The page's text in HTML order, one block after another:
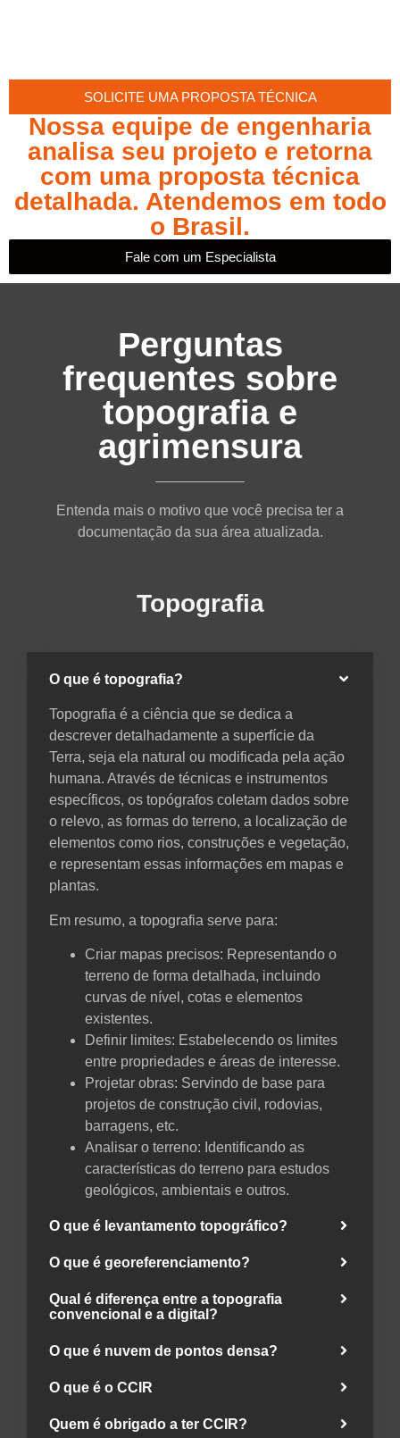
SOLICITE UMA PROPOSTA TÉCNICA
Nossa equipe de engenharia
analisa seu projeto e retorna
com uma proposta técnica
detalhada. Atendemos em todo
o Brasil.
Fale com um Especialista
Perguntas
frequentes sobre
topografia e
agrimensura
Entenda mais o motivo que você precisa ter a
documentação da sua área atualizada.
Topografia
O que é topografia?
Topografia é a ciência que se dedica a
descrever detalhadamente a superfície da
Terra, seja ela natural ou modificada pela ação
humana. Através de técnicas e instrumentos
específicos, os topógrafos coletam dados sobre
o relevo, as formas do terreno, a localização de
elementos como rios, construções e vegetação,
e representam essas informações em mapas e
plantas.
Em resumo, a topografia serve para:
Criar mapas precisos: Representando o
terreno de forma detalhada, incluindo
curvas de nível, cotas e elementos
existentes.
Definir limites: Estabelecendo os limites
entre propriedades e áreas de interesse.
Projetar obras: Servindo de base para
projetos de construção civil, rodovias,
barragens, etc.
Analisar o terreno: Identificando as
características do terreno para estudos
geológicos, ambientais e outros.
O que é levantamento topográfico?
O que é georeferenciamento?
Qual é diferença entre a topografia
convencional e a digital?
O que é nuvem de pontos densa?
O que é o CCIR
Quem é obrigado a ter CCIR?